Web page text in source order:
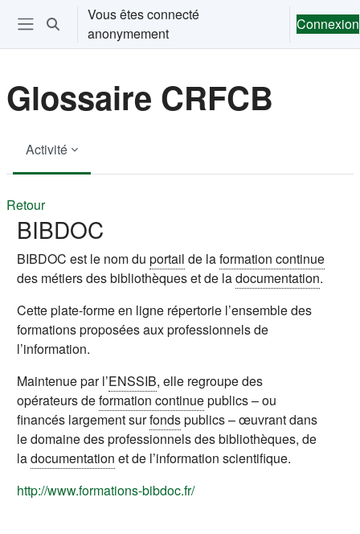
Passer au contenu principal
Ouvrir le menu de navigation
Activer/désactiver la saisie de recherche
Vous êtes connecté
anonymement
Connexion
Glossaire CRFCB
Activité
Retour
BIBDOC
BIBDOC est le nom du portail de laformation continue
des métiers des bibliothèques et de ladocumentation.
Cette plate-forme en ligne répertorie l’ensemble des
formations proposées aux professionnels de
l’information.
Maintenue par l’ENSSIB, elle regroupe des
opérateurs deformation continuepublics – ou
financés largement surfondspublics – œuvrant dans
le domaine des professionnels des bibliothèques, de
ladocumentation et de l’information scientifique.
http://www.formations-bibdoc.fr/(s'ouvre dans un nouvel